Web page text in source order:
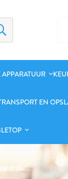
EN